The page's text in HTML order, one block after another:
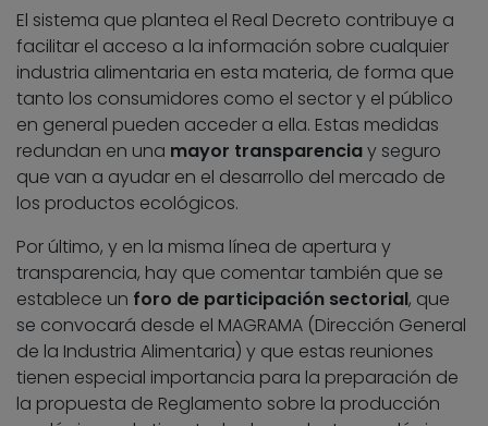
El sistema que plantea el Real Decreto contribuye a
facilitar el acceso a la información sobre cualquier
industria alimentaria en esta materia, de forma que
tanto los consumidores como el sector y el público
en general pueden acceder a ella. Estas medidas
redundan en una mayor transparenciay seguro
que van a ayudar en el desarrollo del mercado de
los productos ecológicos.
Por último, y en la misma línea de apertura y
transparencia, hay que comentar también que se
establece un foro de participación sectorial, que
se convocará desde el MAGRAMA (Dirección General
de la Industria Alimentaria) y que estas reuniones
tienen especial importancia para la preparación de
la propuesta de Reglamento sobre la producción